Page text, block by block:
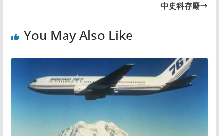
中史科存廢
You May Also Like